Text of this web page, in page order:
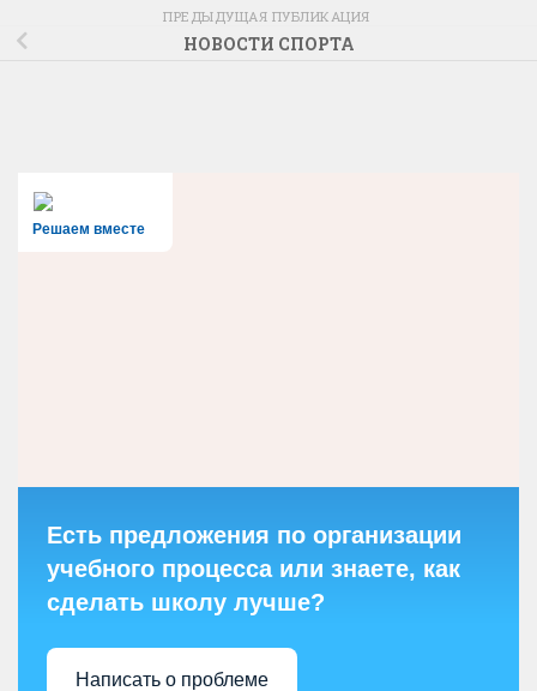
ПРЕДЫДУЩАЯ ПУБЛИКАЦИЯ
НОВОСТИ СПОРТА
Решаем вместе
Есть предложения по организации
учебного процесса или знаете, как
сделать школу лучше?
Написать о проблеме